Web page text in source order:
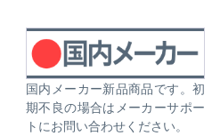
国内メーカー新品商品です。初
期不良の場合はメーカーサポー
トにお問い合わせください。